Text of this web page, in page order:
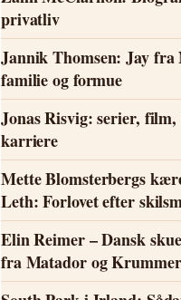
privatliv
Jannik Thomsen: Jay
familie og formue
Jonas Risvig: serier,
karriere
Mette Blomsterbergs
Leth: Forlovet efter
Elin Reimer – Dansk
fra Matador og